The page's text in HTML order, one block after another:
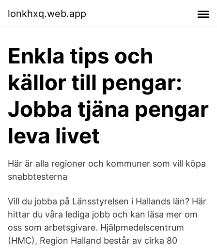
lonkhxq.web.app
Enkla tips och
källor till pengar:
Jobba tjäna pengar
leva livet
Här är alla regioner och kommuner som vill köpa
snabbtesterna
Vill du jobba på Länsstyrelsen i Hallands län? Här
hittar du våra lediga jobb och kan läsa mer om
oss som arbetsgivare. Hjälpmedelscentrum
(HMC), Region Halland består av cirka 80